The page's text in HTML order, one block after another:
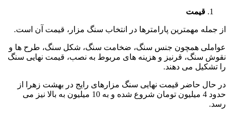
قیمت
از جمله مهمترین پارامترها در انتخاب سنگ مزار، قیمت آن است.
عواملی همچون جنس سنگ، ضخامت سنگ، شکل سنگ، طرح ها و
نقوش سنگ، قرنیز و هزینه های مربوط به نصب، قیمت نهایی سنگ
را تشکیل می دهند.
در حال حاضر قیمت نهایی سنگ مزارهای رایج در بهشت زهرا از
حدود 4 میلیون تومان شروع شده و به 10 میلیون به بالا نیز می
رسد.